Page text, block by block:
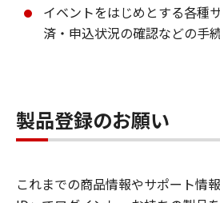
イベントをはじめとする各種
済・申込状況の確認などの手
製品登録のお願い
これまでの商品情報やサポート情